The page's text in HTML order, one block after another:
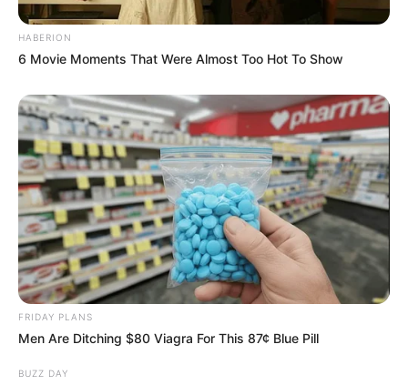
HABERION
6 Movie Moments That Were Almost Too Hot To Show
FRIDAY PLANS
Men Are Ditching $80 Viagra For This 87¢ Blue Pill
BUZZ DAY